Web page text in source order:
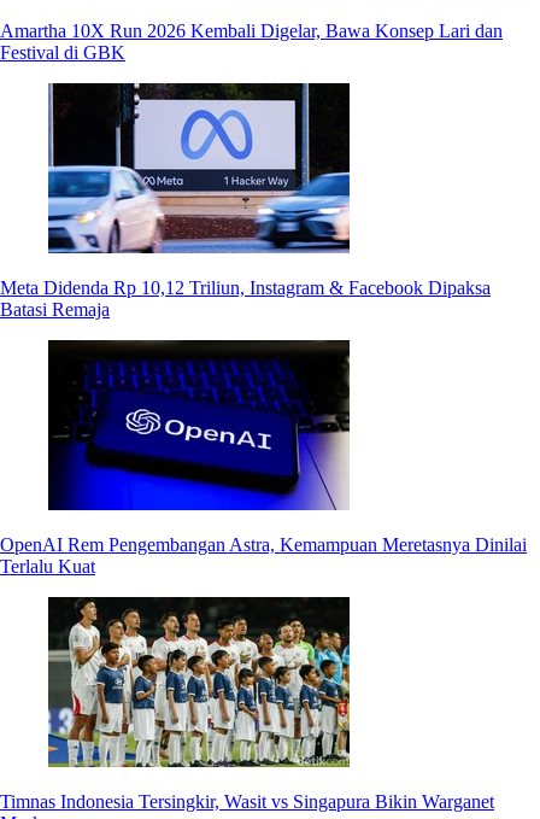
Amartha 10X Run 2026 Kembali Digelar, Bawa Konsep Lari dan
Festival di GBK
Meta Didenda Rp 10,12 Triliun, Instagram & Facebook Dipaksa
Batasi Remaja
OpenAI Rem Pengembangan Astra, Kemampuan Meretasnya Dinilai
Terlalu Kuat
Timnas Indonesia Tersingkir, Wasit vs Singapura Bikin Warganet